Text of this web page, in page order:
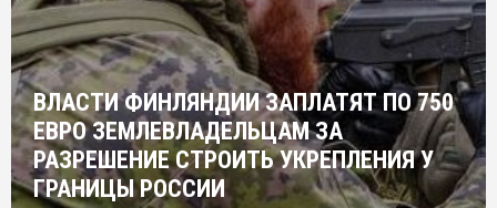
ВЛАСТИ ФИНЛЯНДИИ ЗАПЛАТЯТ ПО 750
ЕВРО ЗЕМЛЕВЛАДЕЛЬЦАМ ЗА
РАЗРЕШЕНИЕ СТРОИТЬ УКРЕПЛЕНИЯ У
ГРАНИЦЫ РОССИИ